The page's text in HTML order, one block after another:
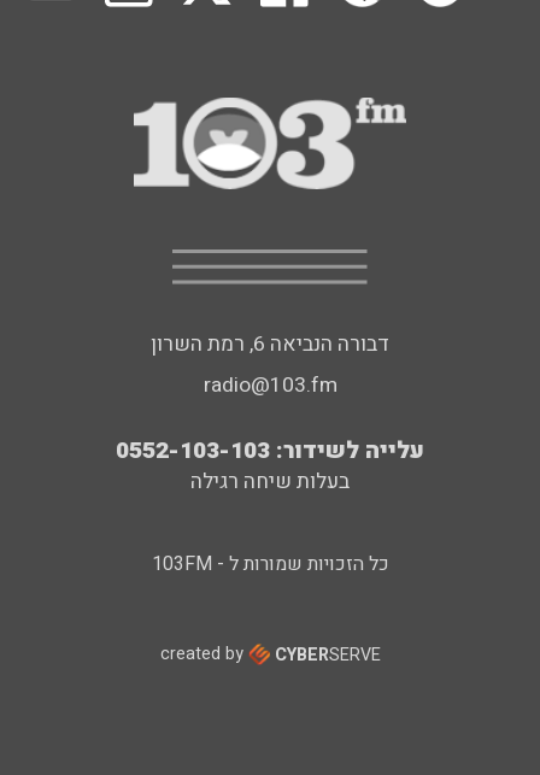
דבורה הנביאה 6, רמת השרון
radio@103.fm
עלייה לשידור: 0552-103-103
בעלות שיחה רגילה
כל הזכויות שמורות ל - 103FM
created by CYBERSERVE